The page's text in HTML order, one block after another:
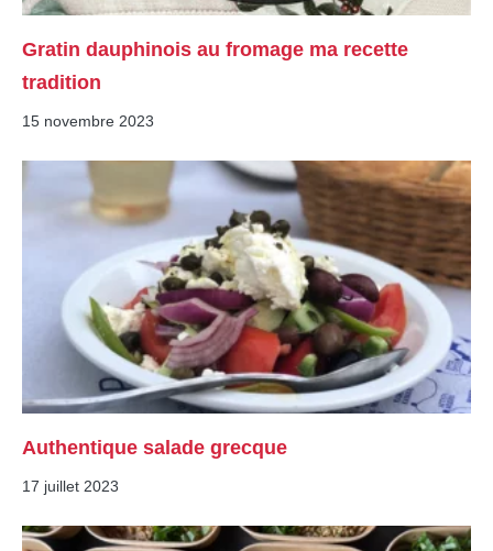
Gratin dauphinois au fromage ma recette
tradition
15 novembre 2023
Authentique salade grecque
17 juillet 2023